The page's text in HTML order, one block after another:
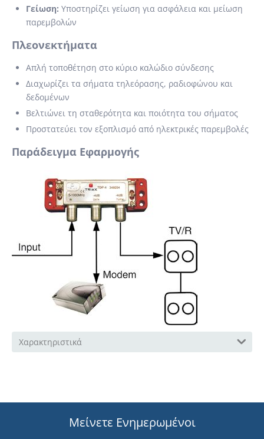
Γείωση: Υποστηρίζει γείωση για ασφάλεια και μείωση
παρεμβολών
Πλεονεκτήματα
Απλή τοποθέτηση στο κύριο καλώδιο σύνδεσης
Διαχωρίζει τα σήματα τηλεόρασης, ραδιοφώνου και
δεδομένων
Βελτιώνει τη σταθερότητα και ποιότητα του σήματος
Προστατεύει τον εξοπλισμό από ηλεκτρικές παρεμβολές
Παράδειγμα Εφαρμογής
Χαρακτηριστικά
Μείνετε Ενημερωμένοι